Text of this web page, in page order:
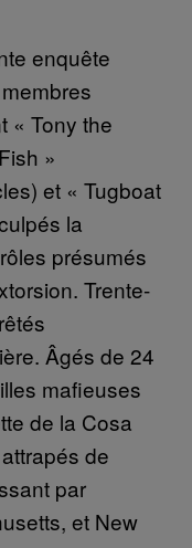
enquête
« Tony the
»
et « Tugboat
la
présumés
Trente-
Âgés de 24
mafieuses
de la Cosa
de
par
et New